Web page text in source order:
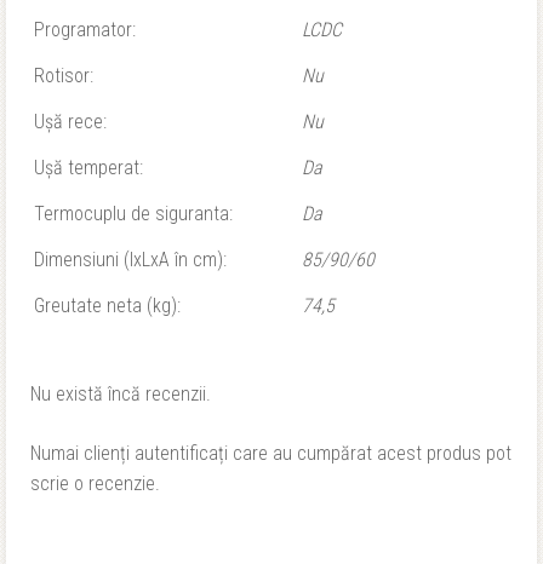
Programator:
LCDC
Rotisor:
Nu
Ușă rece:
Nu
Ușă temperat:
Da
Termocuplu de siguranta:
Da
Dimensiuni (IxLxA în cm):
85/90/60
Greutate neta (kg):
74,5
Nu există încă recenzii.
Numai clienți autentificați care au cumpărat acest produs pot
scrie o recenzie.